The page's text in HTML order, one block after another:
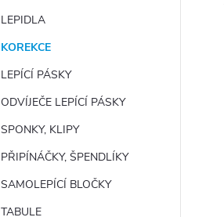
LEPIDLA
KOREKCE
LEPÍCÍ PÁSKY
ODVÍJEČE LEPÍCÍ PÁSKY
SPONKY, KLIPY
PŘIPÍNÁČKY, ŠPENDLÍKY
SAMOLEPÍCÍ BLOČKY
TABULE